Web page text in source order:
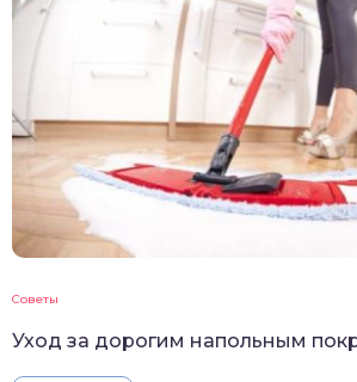
Советы
Уход за дорогим напольным